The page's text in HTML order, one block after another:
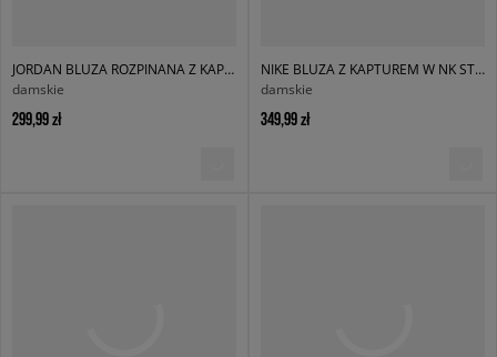
JORDAN BLUZA ROZPINANA Z KAPTUREM W J BRK FLC FZ BB
damskie
299,99 zł
NIKE BLUZA Z KAPTUREM W NK STDOOS FLC HVY
damskie
349,99 zł